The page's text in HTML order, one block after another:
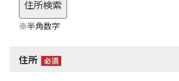
※半角数字
住所